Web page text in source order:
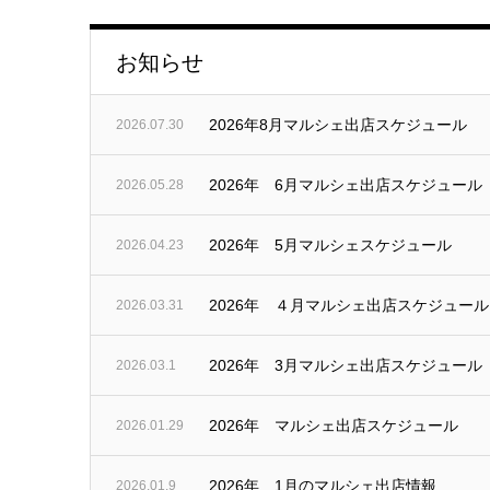
お知らせ
2026.07.30 2026年8月マルシェ出店スケジュール
2026.05.28 2026年 6月マルシェ出店スケジュール
2026.04.23 2026年 5月マルシェスケジュール
2026.03.31 2026年 ４月マルシェ出店スケジュール
2026.03.1 2026年 3月マルシェ出店スケジュール
2026.01.29 2026年 マルシェ出店スケジュール
2026.01.9 2026年 1月のマルシェ出店情報